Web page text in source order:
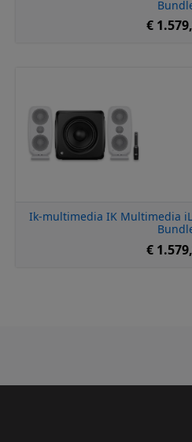
€
Ik-multimedia IK Multimedia
€